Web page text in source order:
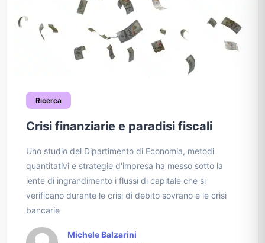
Ricerca
Crisi finanziarie e paradisi fiscali
Uno studio del Dipartimento di Economia, metodi
quantitativi e strategie d'impresa ha messo sotto la
lente di ingrandimento i flussi di capitale che si
verificano durante le crisi di debito sovrano e le crisi
bancarie
Michele Balzarini